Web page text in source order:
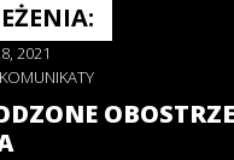
2021
KOMUNIKATY